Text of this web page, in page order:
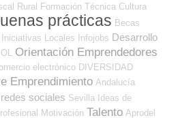
Rural Formación Técnica Cultura
prácticas Becas
Iniciativas Locales Infojobs Desarrollo
Orientación Emprendedores
electrónico DIVERSIDAD
Emprendimiento Andalucía
redes sociales Sevilla Ideas de
Motivación Talento Aprodel